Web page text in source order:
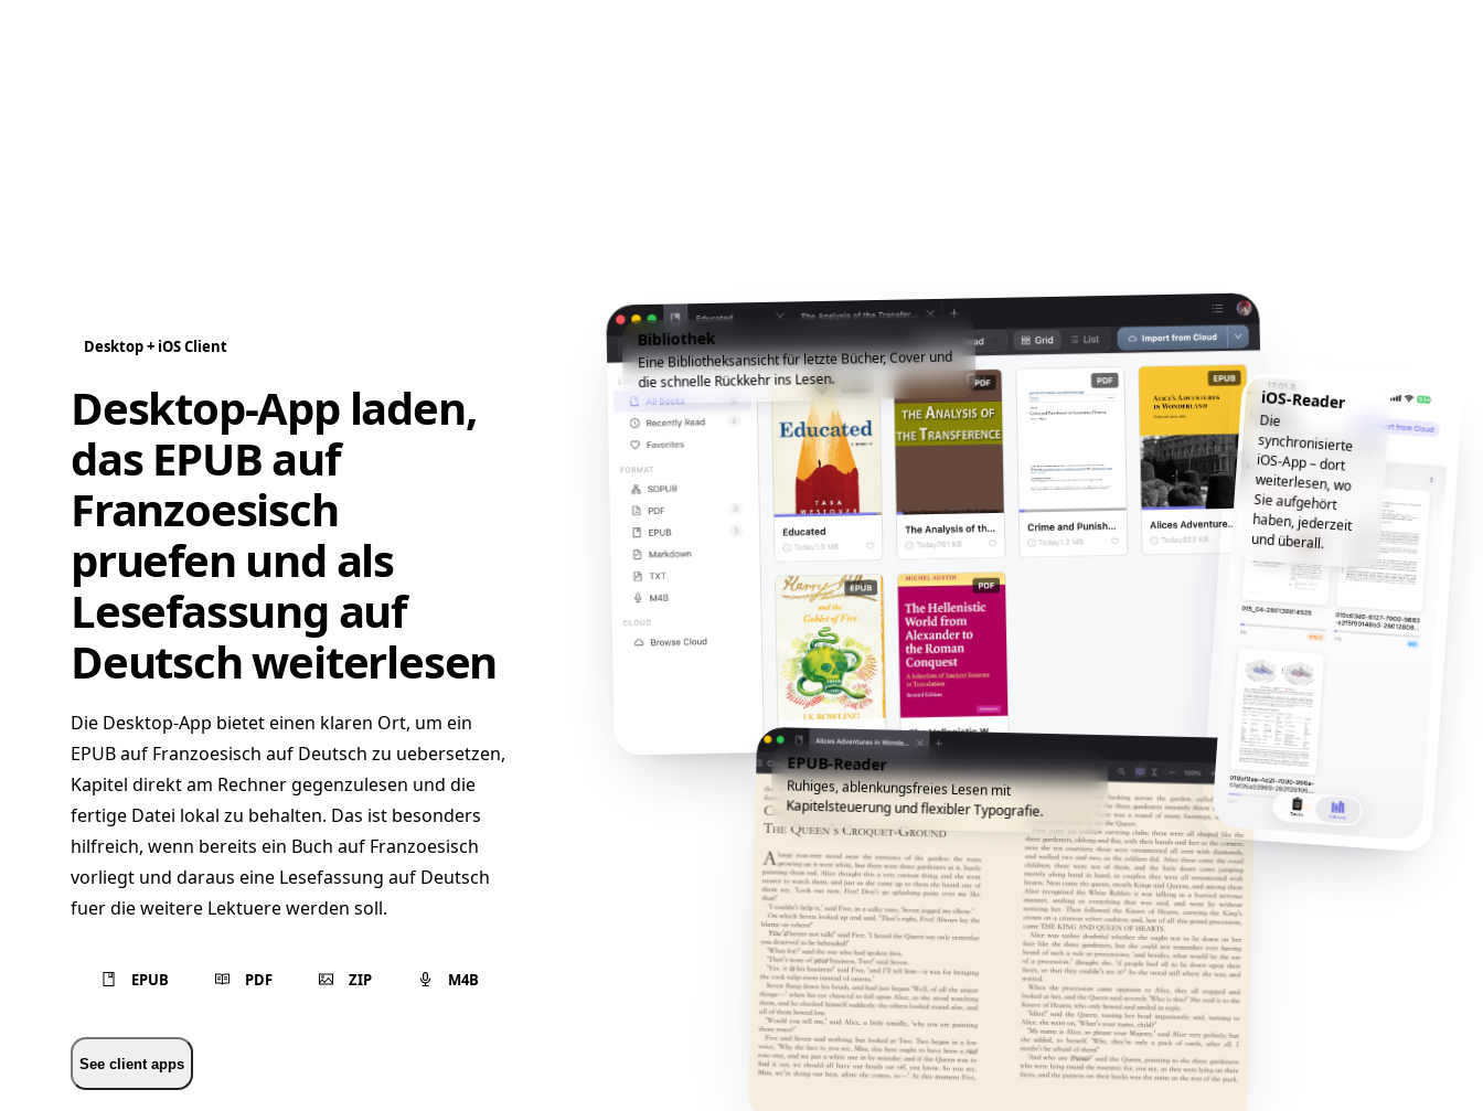
Desktop + iOS Client
Desktop-App laden,
das EPUB auf
Franzoesisch
pruefen und als
Lesefassung auf
Deutsch weiterlesen
Die Desktop-App bietet einen klaren Ort, um ein
EPUB auf Franzoesisch auf Deutsch zu uebersetzen,
Kapitel direkt am Rechner gegenzulesen und die
fertige Datei lokal zu behalten. Das ist besonders
hilfreich, wenn bereits ein Buch auf Franzoesisch
vorliegt und daraus eine Lesefassung auf Deutsch
fuer die weitere Lektuere werden soll.
EPUB PDF ZIP M4B
See client apps
Bibliothek
Eine Bibliotheksansicht für letzte Bücher, Cover und
die schnelle Rückkehr ins Lesen.
EPUB-Reader
Ruhiges, ablenkungsfreies Lesen mit
Kapitelsteuerung und flexibler Typografie.
iOS-Reader
Die
synchronisierte
iOS-App – dort
weiterlesen, wo
Sie aufgehört
haben, jederzeit
und überall.